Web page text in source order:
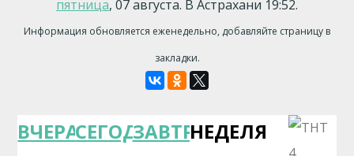
пятница, 07 августа. В Астрахани 19:52.
Информация обновляется еженедельно, добавляйте страницу в
закладки.
ВЧЕРАСЕГОДНЯЗАВТРАНЕДЕЛЯ